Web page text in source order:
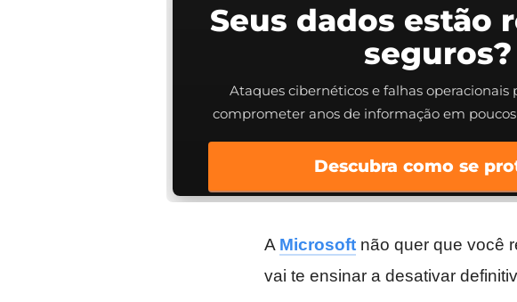
Seus dados estão
seguros?
Ataques cibernéticos e falhas operacionais
comprometer anos de informação em
Descubra como se
A Microsoft não quer que você
vai te ensinar a desativar